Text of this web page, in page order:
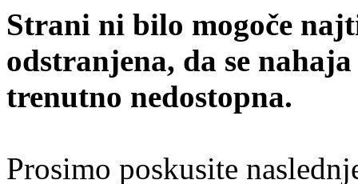
Strani ni bilo mogoče
odstranjena, da se
trenutno nedostopna.
Prosimo poskusite